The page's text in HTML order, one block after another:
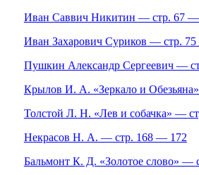
Иван Саввич Никитин — стр. 67 —
Иван Захарович Суриков — стр.
Пушкин Александр Сергеевич —
Крылов И. А. «Зеркало и
Толстой Л. Н. «Лев и собачка» —
Некрасов Н. А. — стр. 168 — 172
Бальмонт К. Д. «Золотое слово» —